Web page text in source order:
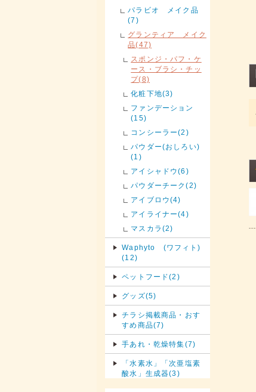
パラビオ メイク品
(7)
グランティア メイク
品(47)
スポンジ・パフ・ケ
ース・ブラシ・チッ
プ(8)
化粧下地(3)
ファンデーション
(15)
コンシーラー(2)
パウダー(おしろい)
(1)
アイシャドウ(6)
パウダーチーク(2)
アイブロウ(4)
アイライナー(4)
マスカラ(2)
Waphyto (ワフィト)
(12)
ペットフード(2)
グッズ(5)
チラシ掲載商品・おす
すめ商品(7)
手あれ・乾燥特集(7)
「水素水」「次亜塩素
酸水」生成器(3)